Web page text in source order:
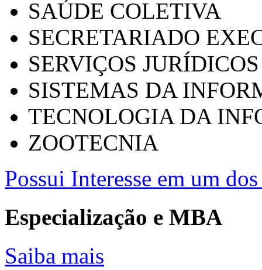
SAÚDE COLETIVA
SECRETARIADO
SERVIÇOS
SISTEMAS DA
TECNOLOGIA DA
ZOOTECNIA
Possui Interesse em um
Especialização e MBA
Saiba mais